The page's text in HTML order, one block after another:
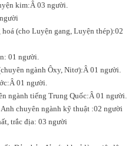
kim:Â 03 người.
(cho Luyện gang, Luyện thép):02
01 người.
ngành Ôxy, Nitơ):Â 01 người.
Â 01 người.
ngành tiếng Trung Quốc:Â 01 người.
chuyên ngành kỹ thuật :02 người
trắc địa: 03 người